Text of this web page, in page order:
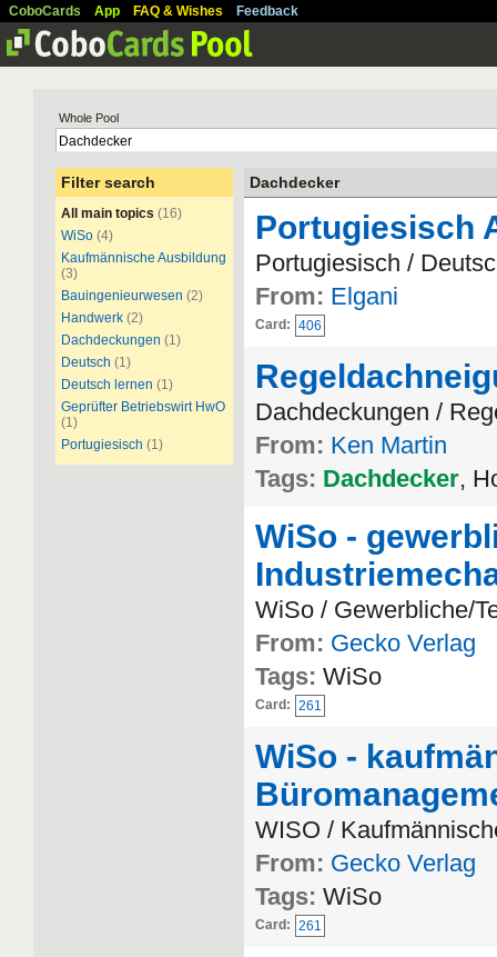
CoboCards App FAQ & Wishes Feedback
Whole Pool
Filter search
All main topics (16)
WiSo (4)
Kaufmännische Ausbildung
(3)
Bauingenieurwesen (2)
Handwerk (2)
Dachdeckungen (1)
Deutsch (1)
Deutsch lernen (1)
Geprüfter Betriebswirt HwO
(1)
Portugiesisch (1)
Dachdecker
Portugiesisch
Portugiesisch /
From: Elgani
Card: 406
Dachdeckungen /
From: Ken Martin
Tags: Dachdecker,
WiSo -
WiSo / Gewerbliche/
From: Gecko Verlag
Tags: WiSo
Card: 261
WiSo -
WISO /
From: Gecko Verlag
Tags: WiSo
Card: 261